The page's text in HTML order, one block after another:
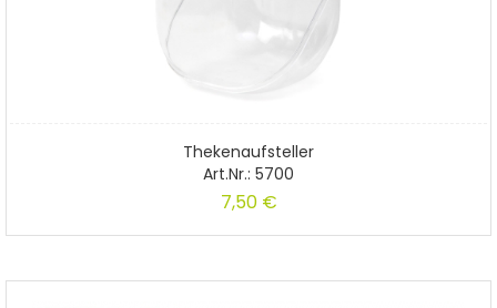
Thekenaufsteller
Art.Nr.: 5700
7,50 €